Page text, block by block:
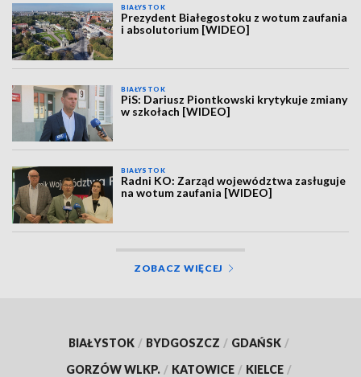
BIAŁYSTOK
Prezydent Białegostoku z wotum zaufania
i absolutorium [WIDEO]
BIAŁYSTOK
PiS: Dariusz Piontkowski krytykuje zmiany
w szkołach [WIDEO]
BIAŁYSTOK
Radni KO: Zarząd województwa zasługuje
na wotum zaufania [WIDEO]
ZOBACZ WIĘCEJ
BIAŁYSTOK / BYDGOSZCZ / GDAŃSK /
GORZÓW WLKP. / KATOWICE / KIELCE /